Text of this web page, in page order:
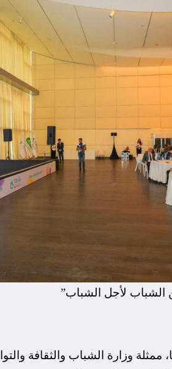
الشباب لأجل الشباب”
وزارة الشباب والثقافة